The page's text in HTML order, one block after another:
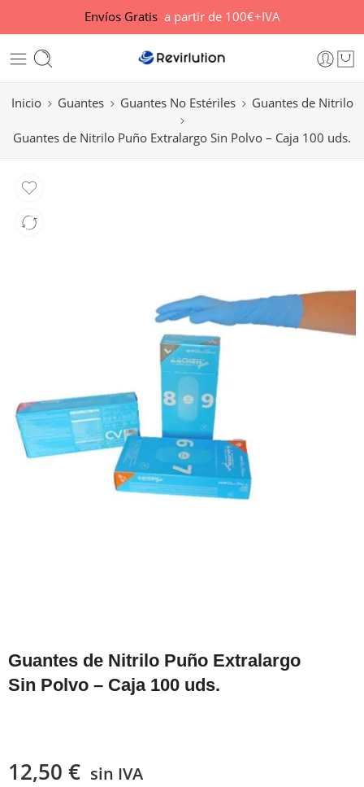
Envíos Gratisa partir de 100€+IVA
Inicio Guantes Guantes No Estériles Guantes de Nitrilo
Guantes de Nitrilo Puño Extralargo Sin Polvo – Caja 100 uds.
Guantes de Nitrilo Puño Extralargo
Sin Polvo – Caja 100 uds.
12,50 € sin IVA